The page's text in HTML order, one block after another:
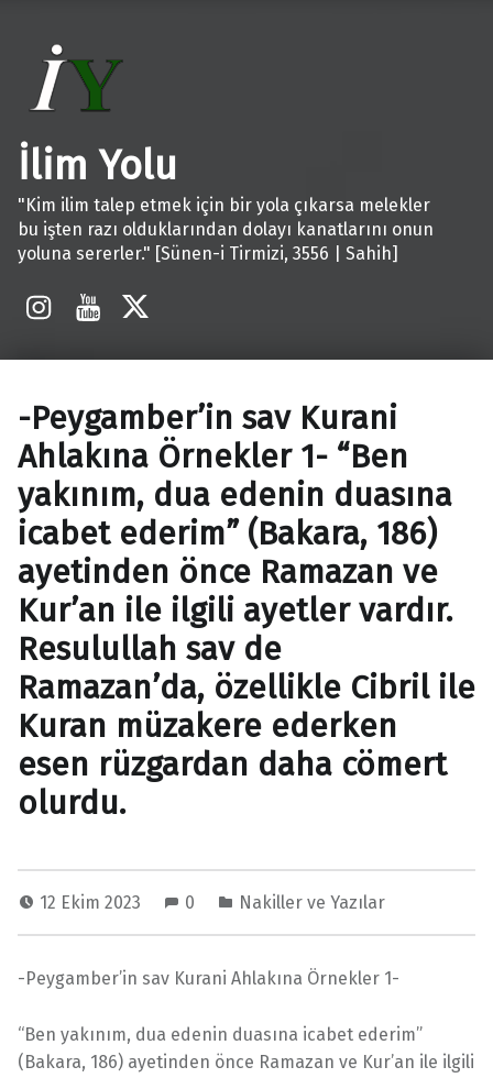
İlim Yolu
"Kim ilim talep etmek için bir yola çıkarsa melekler
bu işten razı olduklarından dolayı kanatlarını onun
yoluna sererler." [Sünen-i Tirmizi, 3556 | Sahih]
-Peygamber’in sav Kurani
Ahlakına Örnekler 1- “Ben
yakınım, dua edenin duasına
icabet ederim” (Bakara, 186)
ayetinden önce Ramazan ve
Kur’an ile ilgili ayetler vardır.
Resulullah sav de
Ramazan’da, özellikle Cibril ile
Kuran müzakere ederken
esen rüzgardan daha cömert
olurdu.
12 Ekim 2023 0 Nakiller ve Yazılar
-Peygamber’in sav Kurani Ahlakına Örnekler 1-
“Ben yakınım, dua edenin duasına icabet ederim”
(Bakara, 186) ayetinden önce Ramazan ve Kur’an ile ilgili